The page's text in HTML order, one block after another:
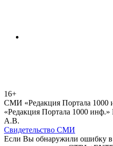
16+
СМИ «Редакция Портала 1000
«Редакция Портала 1000
А.В.
Свидетельство СМИ
Если Вы обнаружили ошибку в